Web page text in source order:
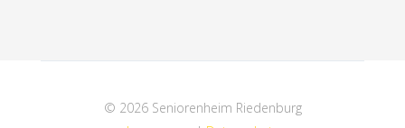
© 2026 Seniorenheim Riedenburg